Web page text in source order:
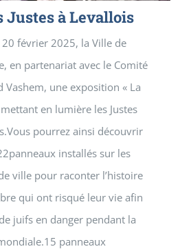
Justes à Levallois
février 2025, la Ville de
en partenariat avec le Comité
Vashem, une exposition « La
en lumière les Justes
pourrez ainsi découvrir
installés sur les
ville pour raconter l’histoire
qui ont risqué leur vie afin
juifs en danger pendant la
panneaux